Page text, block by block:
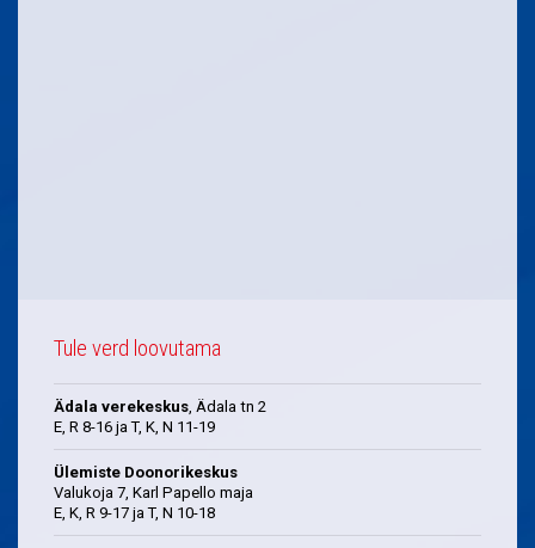
Tule verd loovutama
Ädala verekeskus, Ädala tn 2
E, R 8-16 ja T, K, N 11-19
Ülemiste Doonorikeskus
Valukoja 7, Karl Papello maja
E, K, R 9-17 ja T, N 10-18